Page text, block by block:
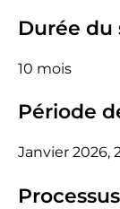
Durée du
10 mois
Période
Janvier 2026,